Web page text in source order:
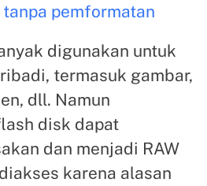
tanpa pemformatan
digunakan untuk
termasuk gambar,
dll. Namun
disk dapat
dan menjadi RAW
karena alasan